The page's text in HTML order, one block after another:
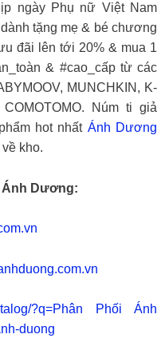
ngày Phụ nữ Việt Nam
dành tặng mẹ & bé chương
đãi lên tới 20% & mua 1
& #cao_cấp từ các
MUNCHKIN, K-
COMOTOMO. Núm ti giả
hot nhất Ánh Dương
kho.
Ánh Dương:
?q=Phân Phối Ánh
duong